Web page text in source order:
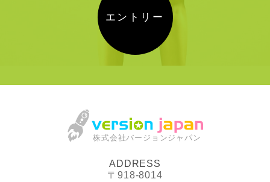
エントリー
株式会社バージョンジャパン
ADDRESS
〒918-8014